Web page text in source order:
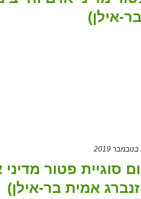
אילן)
סוגיית פטור מדיני
אמית בר-אילן)